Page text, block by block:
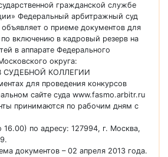
гражданской службе
Федеральный арбитражный суд
о приеме документов для
по включению в кадровый резерв на
в аппарате Федерального
округа:
СУДЕБНОЙ КОЛЛЕГИИ
для проведения конкурсов
сайте суда www.fasmo.arbitr.ru
принимаются по рабочим дням с
16.00) по адресу: 127994, г. Москва,
документов – 02 апреля 2013 года.